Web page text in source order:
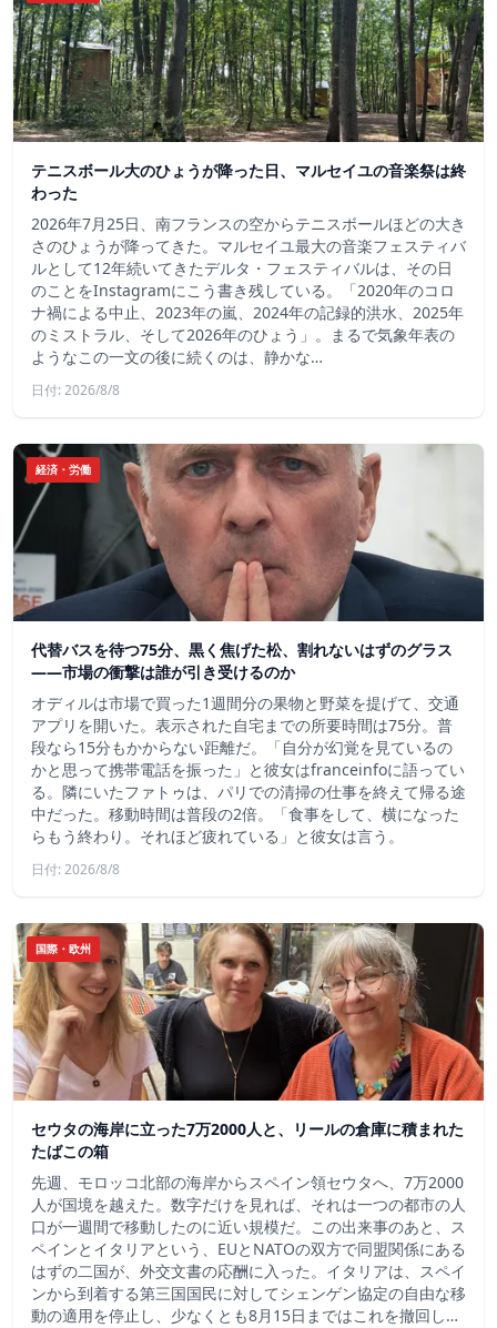
テニスボール大のひょうが降った日、マルセイユの音楽祭は終
わった
2026年7月25日、南フランスの空からテニスボールほどの大き
さのひょうが降ってきた。マルセイユ最大の音楽フェスティバ
ルとして12年続いてきたデルタ・フェスティバルは、その日
のことをInstagramにこう書き残している。「2020年のコロ
ナ禍による中止、2023年の嵐、2024年の記録的洪水、2025年
のミストラル、そして2026年のひょう」。まるで気象年表の
ようなこの一文の後に続くのは、静かな…
日付: 2026/8/8
経済・労働
代替バスを待つ75分、黒く焦げた松、割れないはずのグラス
——市場の衝撃は誰が引き受けるのか
オディルは市場で買った1週間分の果物と野菜を提げて、交通
アプリを開いた。表示された自宅までの所要時間は75分。普
段なら15分もかからない距離だ。「自分が幻覚を見ているの
かと思って携帯電話を振った」と彼女はfranceinfoに語ってい
る。隣にいたファトゥは、パリでの清掃の仕事を終えて帰る途
中だった。移動時間は普段の2倍。「食事をして、横になった
らもう終わり。それほど疲れている」と彼女は言う。
日付: 2026/8/8
国際・欧州
セウタの海岸に立った7万2000人と、リールの倉庫に積まれた
たばこの箱
先週、モロッコ北部の海岸からスペイン領セウタへ、7万2000
人が国境を越えた。数字だけを見れば、それは一つの都市の人
口が一週間で移動したのに近い規模だ。この出来事のあと、ス
ペインとイタリアという、EUとNATOの双方で同盟関係にある
はずの二国が、外交文書の応酬に入った。イタリアは、スペイ
ンから到着する第三国国民に対してシェンゲン協定の自由な移
動の適用を停止し、少なくとも8月15日まではこれを撤回し…